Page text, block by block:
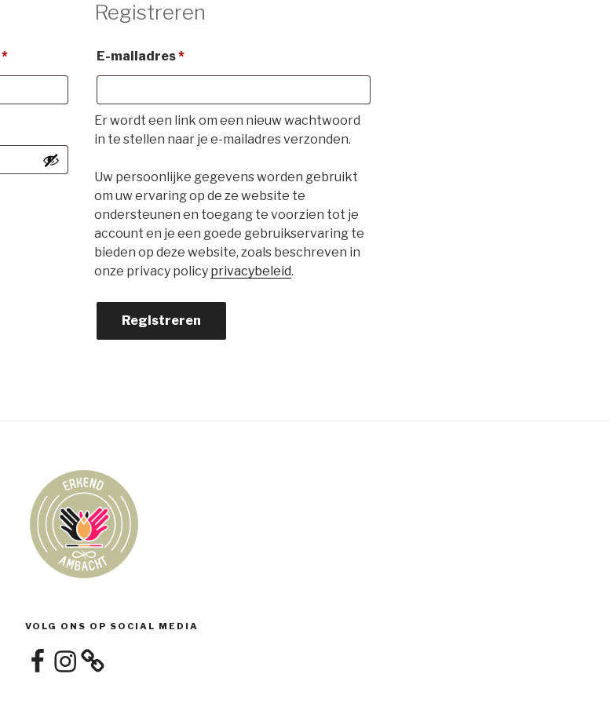
*Vereist
Registreren
E-mailadres*Vereist
Er wordt een link om een nieuw wachtwoord
in te stellen naar je e-mailadres verzonden.
Uw persoonlijke gegevens worden gebruikt
om uw ervaring op de ze website te
ondersteunen en toegang te voorzien tot je
account en je een goede gebruikservaring te
bieden op deze website, zoals beschreven in
onze privacy policy privacybeleid.
Registreren
VOLG ONS OP SOCIAL MEDIA
FacebookInstagram